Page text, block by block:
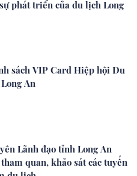
phát triển của du lịch Long
sách VIP Card Hiệp hội Du
An
Lãnh đạo tỉnh Long An
quan, khảo sát các tuyến